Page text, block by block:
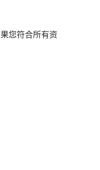
您符合所有资